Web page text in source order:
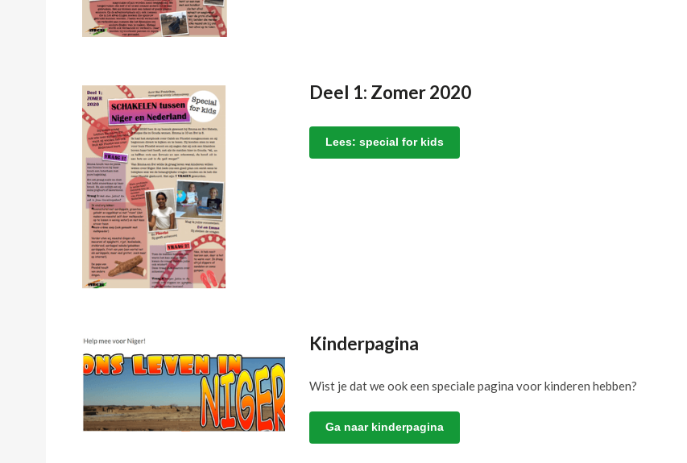
Deel 1: Zomer 2020
Lees: special for kids
Kinderpagina
Wist je dat we ook een speciale pagina voor kinderen hebben?
Ga naar kinderpagina